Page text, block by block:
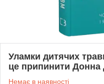
Уламки дитячих
це припинити Донна
Немає в наявності